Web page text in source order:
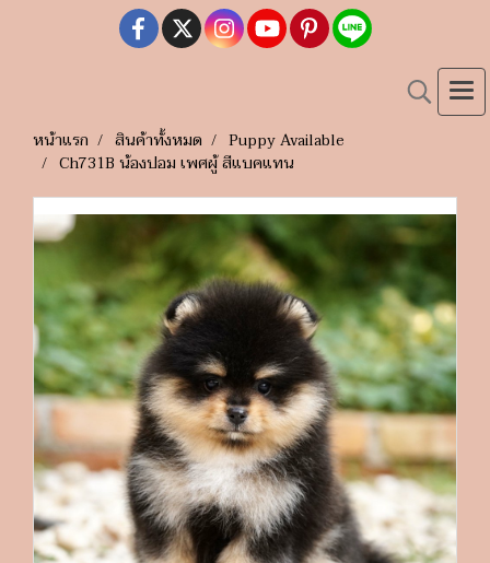
หน้าแรก สินค้าทั้งหมด
Puppy Available
Ch731B น้องปอม เพศผู้ สีแบคแทน